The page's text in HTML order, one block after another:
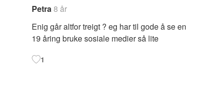
Petra8 år
Enig går altfor treigt ? eg har til gode å se en
19 åring bruke sosiale medier så lite
1